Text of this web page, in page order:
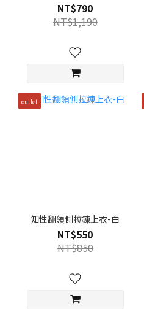
NT$790
NT$1,190
outlet
知性翻領側拉鍊上衣-白
NT$550
NT$850